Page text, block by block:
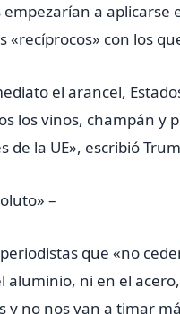
a aplicarse
«recíprocos» con los
el arancel,
los vinos, champán y
de la UE», escribió
–
que «no
aluminio, ni en el
no nos van a timar